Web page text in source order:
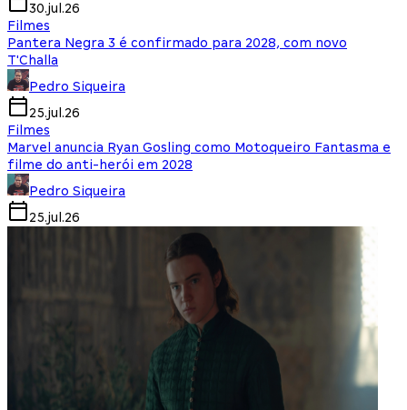
30.jul.26
Filmes
Pantera Negra 3 é confirmado para 2028, com novo
T'Challa
Pedro Siqueira
25.jul.26
Filmes
Marvel anuncia Ryan Gosling como Motoqueiro Fantasma e
filme do anti-herói em 2028
Pedro Siqueira
25.jul.26